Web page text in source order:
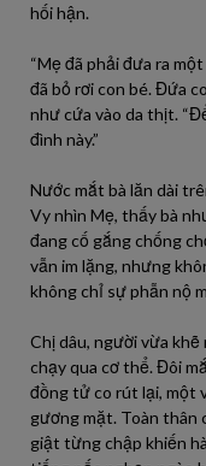
hối hận.
“Mẹ đã phải đưa ra
đã bỏ rơi con bé. Đứa
như cứa vào da thịt.
đình này.”
Nước mắt bà lăn dài
Vy nhìn Mẹ, thấy bà
đang cố gắng chống
vẫn im lặng, nhưng
không chỉ sự phẫn nộ
Chị dâu, người vừa
chạy qua cơ thể. Đôi
đồng tử co rút lại, một
gương mặt. Toàn thân
giật từng chập khiến